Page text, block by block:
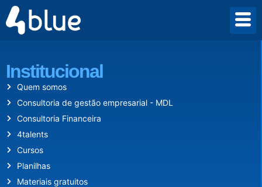
Desde 2009 criamos um mundo onde empreender vale a pena.
Institucional
Quem somos
Consultoria de gestão empresarial - MDL
Consultoria Financeira
4talents
Cursos
Planilhas
Materiais gratuitos